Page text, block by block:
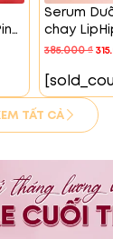
Serum
chay
Active
385.000₫
TẤT CẢ